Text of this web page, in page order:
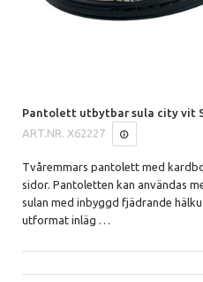
Pantolett utbytbar sula city vit
ART.NR. X62227
Tvåremmars pantolett med
sidor. Pantoletten kan användas
sulan med inbyggd fjädrande
utformat inläg …